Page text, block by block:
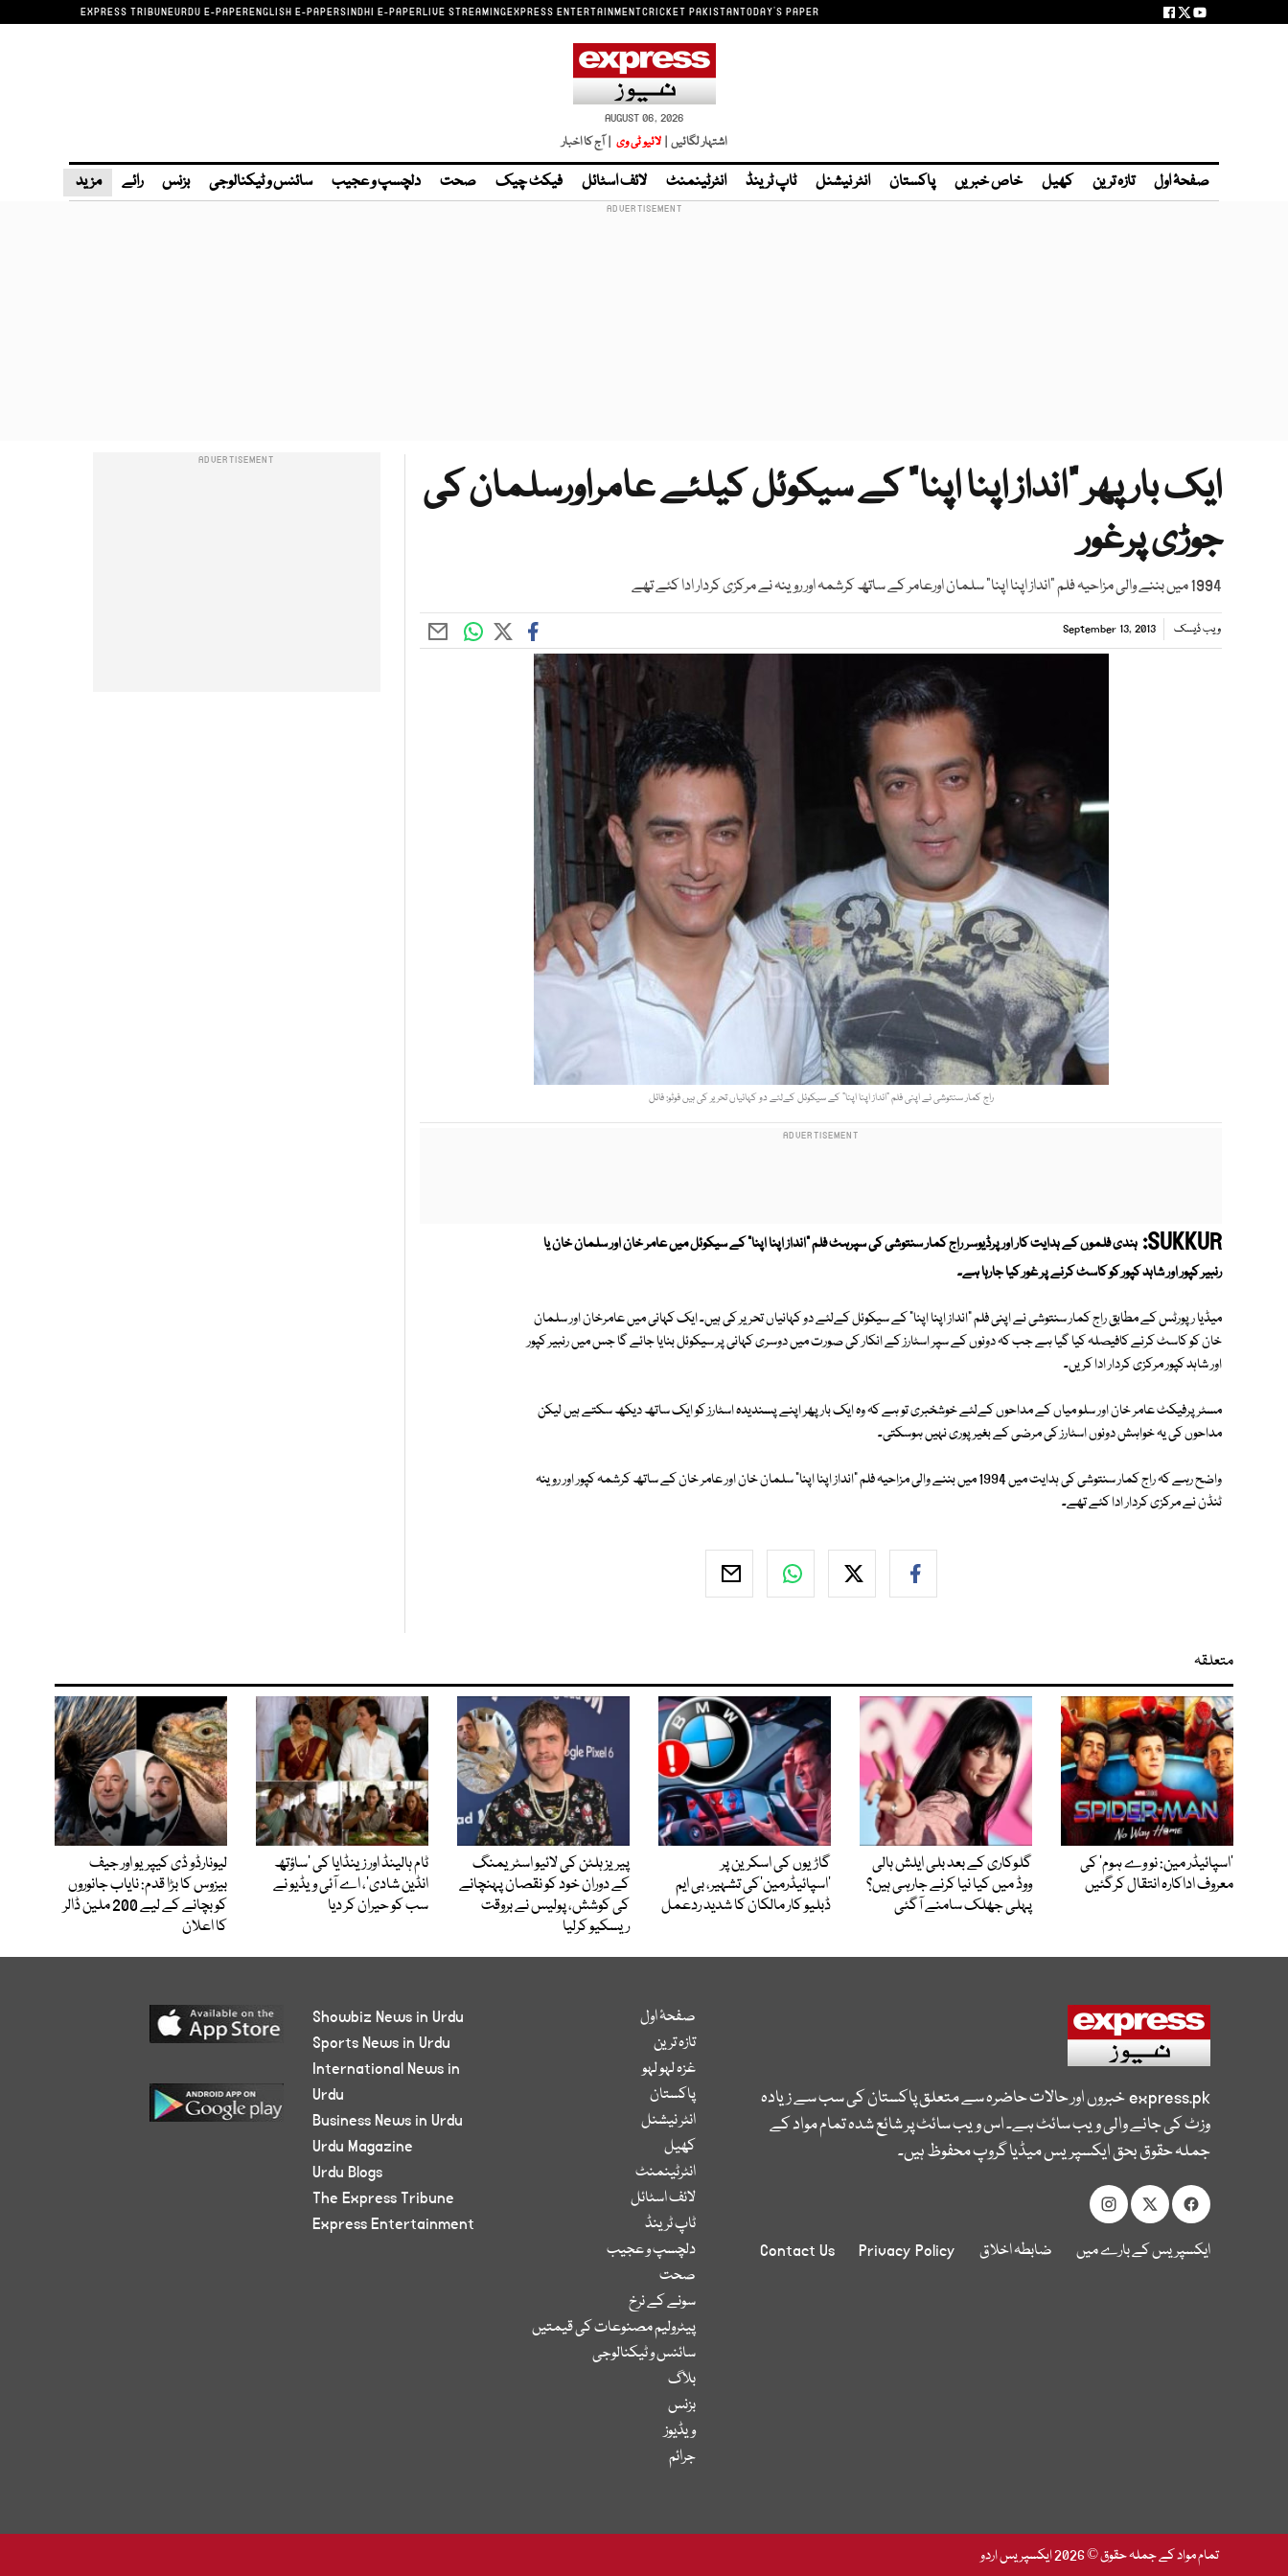
EXPRESS TRIBUNEURDU E-PAPERENGLISH E-PAPERSINDHI E-PAPERLIVE STREAMINGEXPRESS ENTERTAINMENTCRICKET PAKISTANTODAY'S PAPER
AUGUST 06, 2026
اشتہار لگائیں | لائیو ٹی وی | آج کا اخبار
صفحۂ اول تازہ ترین کھیل خاص خبریں پاکستان انٹر نیشنل ٹاپ ٹرینڈ انٹرٹینمنٹ لائف اسٹائل فیکٹ چیک صحت دلچسپ و عجیب سائنس و ٹیکنالوجی بزنس رائے مزید
ایک بار پھر ”انداز اپنا اپنا“ کے سیکوئل کیلئے عامراورسلمان کی
جوڑی پرغور
1994 میں بننے والی مزاحیہ فلم ”انداز اپنا اپنا“ سلمان اورعامر کے ساتھ کرشمہ اور روینہ نے مرکزی کردار ادا کئے تھے
ویب ڈیسک September 13, 2013
راج کمار سنتوشی نے اپنی فلم ”انداز اپنا اپنا“ کے سیکوئل کےلئے دو کہانیاں تحریر کی ہیں فوٹو: فائل
SUKKUR: ہندی فلموں کے ہدایت کار اور پرڈیوسر راج کمار سنتوشی کی سپرہٹ فلم "انداز اپنا اپنا" کے سیکوئل میں عامر خان اور سلمان خان یا
رنبیر کپور اور شاہد کپور کو کاسٹ کرنے پر غور کیا جارہا ہے۔
میڈیا رپورٹس کے مطابق راج کمار سنتوشی نے اپنی فلم "انداز اپنا اپنا" کے سیکوئل کےلئے دو کہانیاں تحریر کی ہیں۔ ایک کہانی میں عامرخان اور سلمان
خان کو کاسٹ کرنے کافیصلہ کیا گیا ہے جب کہ دونوں کے سپر اسٹارز کے انکار کی صورت میں دوسری کہانی پر سیکوئل بنایا جائے گا جس میں رنبیر کپور
اور شاہد کپور مرکزی کردار ادا کریں۔
مسٹر پرفیکٹ عامر خان اور سلو میاں کے مداحوں کےلئے خوشخبری تو ہے کہ وہ ایک بار پھر اپنے پسندیدہ اسٹارز کو ایک ساتھ دیکھ سکتے ہیں لیکن
مداحوں کی یہ خواہش دونوں اسٹارز کی مرضی کے بغیر پوری نہیں ہوسکتی۔
واضح رہے کہ راج کمار سنتوشی کی ہدایت میں 1994 میں بننے والی مزاحیہ فلم "انداز اپنا اپنا" سلمان خان اور عامر خان کے ساتھ کرشمہ کپور اور روینہ
ٹنڈن نے مرکزی کردار ادا کئے تھے۔
متعلقہ
’اسپائیڈر مین: نو وے ہوم‘ کی
معروف اداکارہ انتقال کرگئیں
گلوکاری کے بعد بلی ایلش ہالی
ووڈ میں کیا نیا کرنے جارہی ہیں؟
پہلی جھلک سامنے آگئی
گاڑیوں کی اسکرین پر
’اسپائیڈرمین‘کی تشہیر، بی ایم
ڈبلیو کار مالکان کا شدید ردعمل
پیریز ہلٹن کی لائیو اسٹریمنگ
کے دوران خود کو نقصان پہنچانے
کی کوشش، پولیس نے بروقت
ریسکیو کرلیا
ٹام ہالینڈ اور زینڈایا کی ’ساؤتھ
انڈین شادی‘، اے آئی ویڈیو نے
سب کو حیران کر دیا
لیونارڈو ڈی کیپریو اور جیف
بیزوس کا بڑا قدم: نایاب جانوروں
کو بچانے کے لیے 200 ملین ڈالر
کا اعلان
express.pkخبروں اور حالات حاضرہ سے متعلق پاکستان کی سب سے زیادہ
وزٹ کی جانے والی ویب سائٹ ہے۔ اس ویب سائٹ پر شائع شدہ تمام مواد کے
جملہ حقوق بحق ایکسپریس میڈیا گروپ محفوظ ہیں۔
ایکسپریس کے بارے میں ضابطہ اخلاق Privacy Policy
Contact Us
صفحۂ اول
تازہ ترین
غزہ لہو لہو
پاکستان
انٹر نیشنل
کھیل
انٹرٹینمنٹ
لائف اسٹائل
ٹاپ ٹرینڈ
دلچسپ و عجیب
صحت
سونے کے نرخ
پیٹرولیم مصنوعات کی قیمتیں
سائنس و ٹیکنالوجی
بلاگ
بزنس
ویڈیوز
جرائم
Showbiz News in Urdu
Sports News in Urdu
International News in
Urdu
Business News in Urdu
Urdu Magazine
Urdu Blogs
The Express Tribune
Express Entertainment
تمام مواد کے جملہ حقوق © 2026 ایکسپریس اردو